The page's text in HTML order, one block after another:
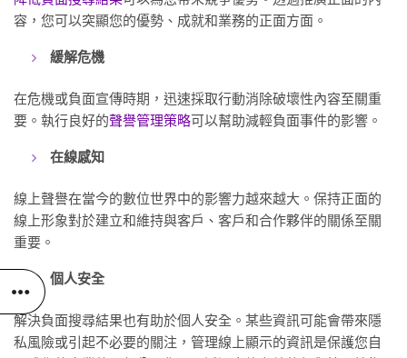
容，您可以突顯您的優勢、成就和業務的正面方面。
緩解危機
在危機或負面宣傳時期，迅速採取行動消除破壞性內容至關重
要。執行良好的聲譽管理策略可以幫助減輕負面事件的影響。
在線感知
線上聲譽在當今的數位世界中的影響力越來越大。保持正面的
線上形象對於建立和維持與客戶、客戶和合作夥伴的關係至關
重要。
個人安全
解決負面搜尋結果也有助於個人安全。某些資訊可能會帶來隱
私風險或引起不必要的關注，管理線上顯示的資訊是保護您自